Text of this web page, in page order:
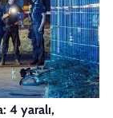
4 yaralı,